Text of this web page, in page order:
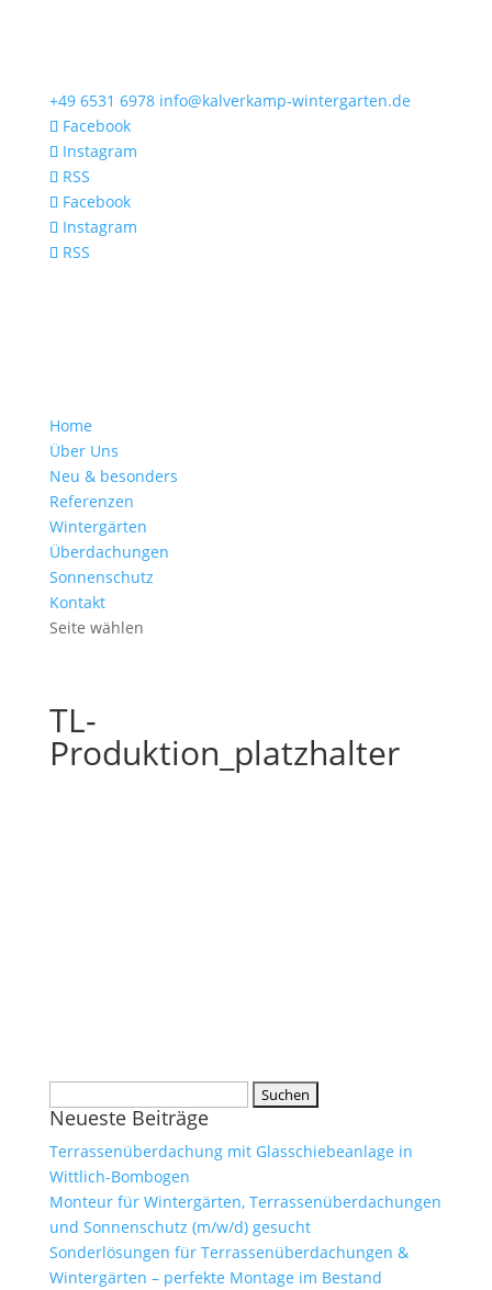
+49 6531 6978 info@kalverkamp-wintergarten.de
Facebook
Instagram
RSS
Facebook
Instagram
RSS
Home
Über Uns
Neu & besonders
Referenzen
Wintergärten
Überdachungen
Sonnenschutz
Kontakt
Seite wählen
TL-
Produktion_platzhalter
nach:
Neueste Beiträge
Terrassenüberdachung mit Glasschiebeanlage in
Wittlich-Bombogen
Monteur für Wintergärten, Terrassenüberdachungen
und Sonnenschutz (m/w/d) gesucht
Sonderlösungen für Terrassenüberdachungen &
Wintergärten – perfekte Montage im Bestand